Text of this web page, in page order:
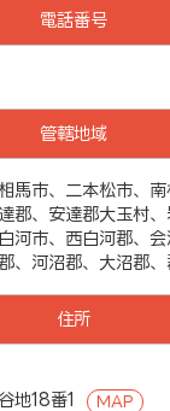
電話番号
管轄地域
馬市、二本松市、南
郡、安達郡大玉村、
河市、西白河郡、
、河沼郡、大沼郡
住所
地18番1
MAP